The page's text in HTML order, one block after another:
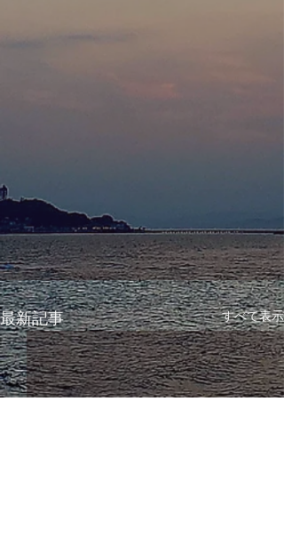
最新記事 すべて表示